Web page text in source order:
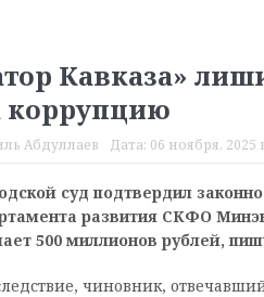
Кавказа»
коррупцию
Абдуллаев Дата: 06 ноября, 2025
суд подтвердил
развития СКФО
500 миллионов рублей,
чиновник,